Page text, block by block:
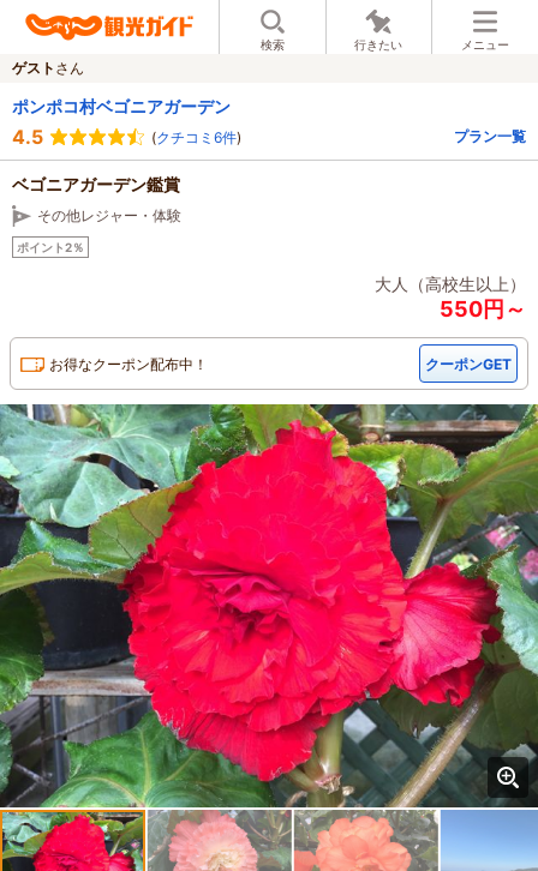
検索 行きたい メニュー
ゲスト さん
ポンポコ村ベゴニアガーデン
4.5 (クチコミ6件) プラン一覧
ベゴニアガーデン鑑賞
その他レジャー・体験
ポイント2％
大人（高校生以上）
550円～
お得なクーポン配布中！ クーポンGET